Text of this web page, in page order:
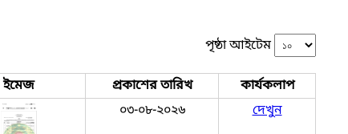
পৃষ্ঠা আইটেম
ইমেজ প্রকাশের তারিখ
কার্যকলাপ
০৩-০৮-২০২৬ দেখুন